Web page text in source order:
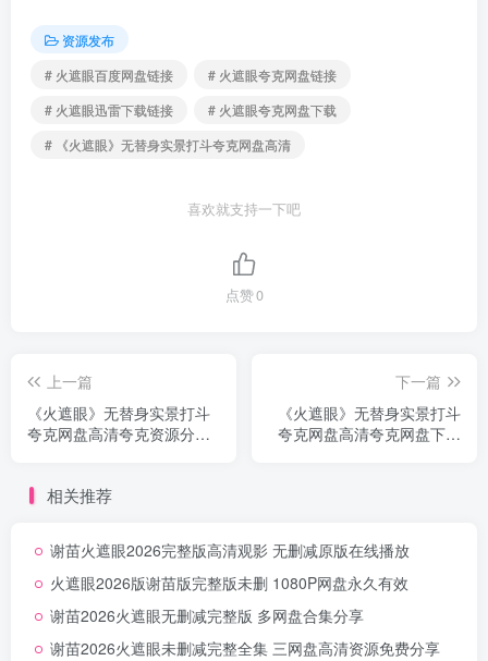
资源发布
# 火遮眼百度网盘链接
# 火遮眼夸克网盘链接
# 火遮眼迅雷下载链接
# 火遮眼夸克网盘下载
# 《火遮眼》无替身实景打斗夸克网盘高清
喜欢就支持一下吧
点赞0
上一篇
《火遮眼》无替身实景打斗
夸克网盘高清夸克资源分享
下一篇
《火遮眼》无替身实景打斗
夸克网盘高清夸克网盘下载
相关推荐
谢苗火遮眼2026完整版高清观影 无删减原版在线播放
火遮眼2026版谢苗版完整版未删 1080P网盘永久有效
谢苗2026火遮眼无删减完整版 多网盘合集分享
谢苗2026火遮眼未删减完整全集 三网盘高清资源免费分享